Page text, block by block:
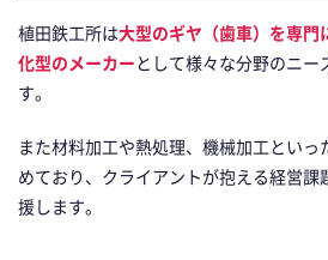
植田鉄工所は大型のギヤ（歯車）を専門
化型のメーカーとして様々な分野のニ
す。
また材料加工や熱処理、機械加工とい
めており、クライアントが抱える経営課
援します。